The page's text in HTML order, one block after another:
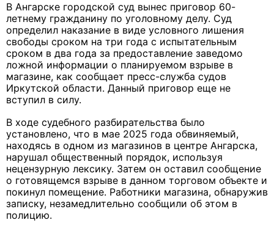
В Ангарске городской суд вынес приговор 60-
летнему гражданину по уголовному делу. Суд
определил наказание в виде условного лишения
свободы сроком на три года с испытательным
сроком в два года за предоставление заведомо
ложной информации о планируемом взрыве в
магазине, как сообщает пресс-служба судов
Иркутской области. Данный приговор еще не
вступил в силу.
В ходе судебного разбирательства было
установлено, что в мае 2025 года обвиняемый,
находясь в одном из магазинов в центре Ангарска,
нарушал общественный порядок, используя
нецензурную лексику. Затем он оставил сообщение
о готовящемся взрыве в данном торговом объекте и
покинул помещение. Работники магазина, обнаружив
записку, незамедлительно сообщили об этом в
полицию.